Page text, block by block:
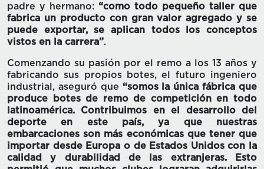
padre y hermano: “como todo pequeño taller que
fabrica un producto con gran valor agregado y se
puede exportar, se aplican todos los conceptos
vistos en la carrera”.
Comenzando su pasión por el remo a los 13 años y
fabricando sus propios botes, el futuro ingeniero
industrial, aseguró que “somos la única fábrica que
produce botes de remo de competición en todo
latinoamérica. Contribuimos en el desarrollo del
deporte en este país, ya que nuestras
embarcaciones son más económicas que tener que
importar desde Europa o de Estados Unidos con la
calidad y durabilidad de las extranjeras. Esto